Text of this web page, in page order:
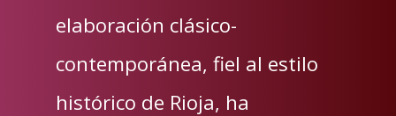
elaboración clásico-
contemporánea, fiel al estilo
histórico de Rioja, ha